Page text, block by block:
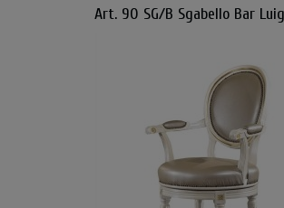
Art. 90 SG/B Sgabello Bar